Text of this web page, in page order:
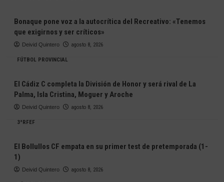
Bonaque pone voz a la autocrítica del Recreativo: «Tenemos
que exigirnos y ser críticos»
Deivid Quintero agosto 8, 2026
FÚTBOL PROVINCIAL
El Cádiz C completa la División de Honor y será rival de La
Palma, Isla Cristina, Moguer y Aroche
Deivid Quintero agosto 8, 2026
3ªRFEF
El Bollullos CF empata en su primer test de pretemporada (1-
1)
Deivid Quintero agosto 8, 2026